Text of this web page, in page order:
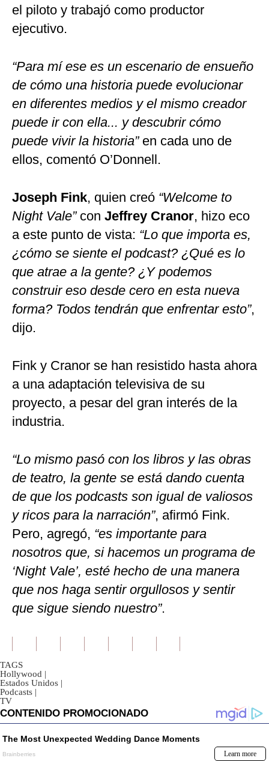
el piloto y trabajó como productor
ejecutivo.
“Para mí ese es un escenario de ensueño
de cómo una historia puede evolucionar
en diferentes medios y el mismo creador
puede ir con ella... y descubrir cómo
puede vivir la historia”en cada uno de
ellos, comentó O’Donnell.
Joseph Fink, quien creó “Welcome to
Night Vale”con Jeffrey Cranor, hizo eco
a este punto de vista: “Lo que importa es,
¿cómo se siente el podcast? ¿Qué es lo
que atrae a la gente? ¿Y podemos
construir eso desde cero en esta nueva
forma? Todos tendrán que enfrentar esto”,
dijo.
Fink y Cranor se han resistido hasta ahora
a una adaptación televisiva de su
proyecto, a pesar del gran interés de la
industria.
“Lo mismo pasó con los libros y las obras
de teatro, la gente se está dando cuenta
de que los podcasts son igual de valiosos
y ricos para la narración”, afirmó Fink.
Pero, agregó, “es importante para
nosotros que, si hacemos un programa de
‘Night Vale’, esté hecho de una manera
que nos haga sentir orgullosos y sentir
que sigue siendo nuestro”.
TAGS
Hollywood |
Estados Unidos |
Podcasts |
TV